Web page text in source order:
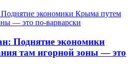
Поднятие экономики
там игорной зоны — это